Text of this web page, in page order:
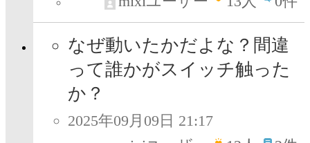
なぜ動いたかだよな？間違
って誰かがスイッチ触った
か？
2025年09月09日 21:17